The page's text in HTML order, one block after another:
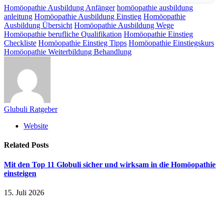
Homöopathie Ausbildung Anfänger homöopathie ausbildung
anleitung Homöopathie Ausbildung Einstieg Homöopathie
Ausbildung Übersicht Homöopathie Ausbildung Wege
Homöopathie berufliche Qualifikation Homöopathie Einstieg
Checkliste Homöopathie Einstieg Tipps Homöopathie Einstiegskurs
Homöopathie Weiterbildung Behandlung
Glubuli Ratgeber
Website
Related Posts
Mit den Top 11 Globuli sicher und wirksam in die Homöopathie
einsteigen
15. Juli 2026